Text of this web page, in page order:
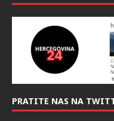
PRATITE NAS NA